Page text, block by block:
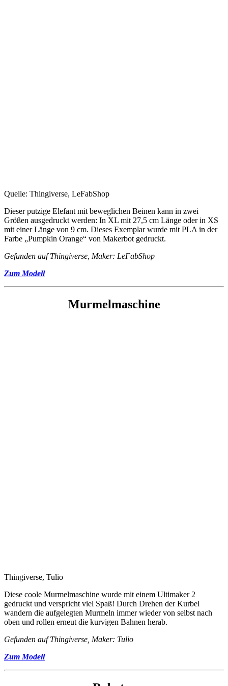
Quelle: Thingiverse, LeFabShop
Dieser putzige Elefant mit beweglichen Beinen kann in zwei
Größen ausgedruckt werden: In XL mit 27,5 cm Länge oder in XS
mit einer Länge von 9 cm. Dieses Exemplar wurde mit PLA in der
Farbe „Pumpkin Orange“ von Makerbot gedruckt.
Gefunden auf Thingiverse, Maker: LeFabShop
Zum Modell
Murmelmaschine
Thingiverse, Tulio
Diese coole Murmelmaschine wurde mit einem Ultimaker 2
gedruckt und verspricht viel Spaß! Durch Drehen der Kurbel
wandern die aufgelegten Murmeln immer wieder von selbst nach
oben und rollen erneut die kurvigen Bahnen herab.
Gefunden auf Thingiverse, Maker: Tulio
Zum Modell